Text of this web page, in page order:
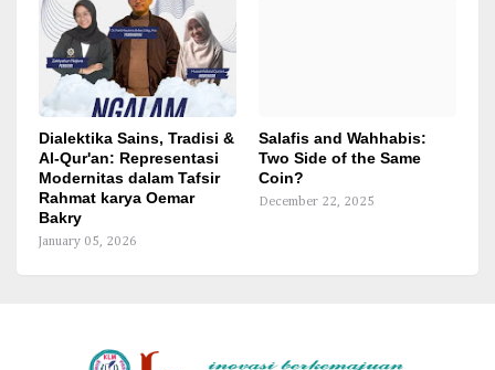
Dialektika Sains, Tradisi &
Al-Qur'an: Representasi
Modernitas dalam Tafsir
Rahmat karya Oemar
Bakry
January 05, 2026
Salafis and Wahhabis:
Two Side of the Same
Coin?
December 22, 2025